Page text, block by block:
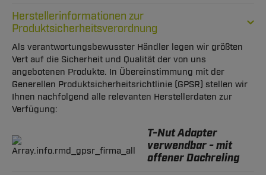
Herstellerinformationen zur
Produktsicherheitsverordnung
Als verantwortungsbewusster Händler legen wir größten
Vert auf die Sicherheit und Qualität der von uns
angebotenen Produkte. In Übereinstimmung mit der
Generellen Produktsicherheitsrichtlinie (GPSR) stellen wir
Ihnen nachfolgend alle relevanten Herstellerdaten zur
Verfügung:
T-Nut Adapter
verwendbar - mit
offener Dachreling